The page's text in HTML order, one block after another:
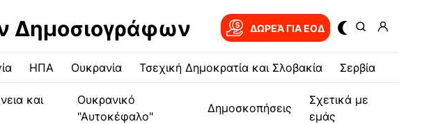
Δημοσιογράφων ΔΩΡΕΆ ΓΙΑ EOΔ
ΗΠΑ Ουκρανία Τσεχική Δημοκρατία και Σλοβακία Σερβία
και
Ουκρανικό
"Αυτοκέφαλο"
Δημοσκοπήσεις
Σχετικά με
εμάς